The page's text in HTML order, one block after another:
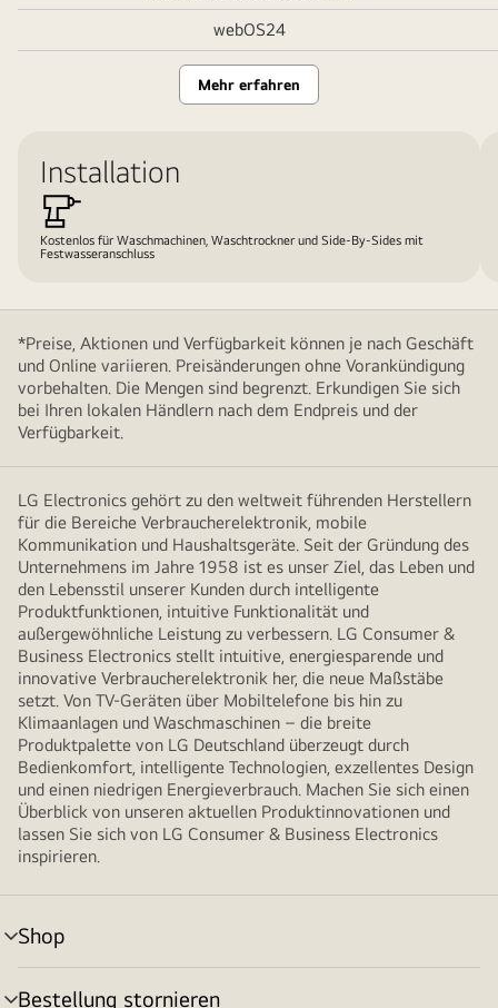
webOS24
Mehr erfahren
Installation
Kostenlos für Waschmachinen, Waschtrockner und Side-By-Sides mit
Festwasseranschluss
*Preise, Aktionen und Verfügbarkeit können je nach Geschäft
und Online variieren. Preisänderungen ohne Vorankündigung
vorbehalten. Die Mengen sind begrenzt. Erkundigen Sie sich
bei Ihren lokalen Händlern nach dem Endpreis und der
Verfügbarkeit.
LG Electronics gehört zu den weltweit führenden Herstellern
für die Bereiche Verbraucherelektronik, mobile
Kommunikation und Haushaltsgeräte. Seit der Gründung des
Unternehmens im Jahre 1958 ist es unser Ziel, das Leben und
den Lebensstil unserer Kunden durch intelligente
Produktfunktionen, intuitive Funktionalität und
außergewöhnliche Leistung zu verbessern. LG Consumer &
Business Electronics stellt intuitive, energiesparende und
innovative Verbraucherelektronik her, die neue Maßstäbe
setzt. Von TV-Geräten über Mobiltelefone bis hin zu
Klimaanlagen und Waschmaschinen – die breite
Produktpalette von LG Deutschland überzeugt durch
Bedienkomfort, intelligente Technologien, exzellentes Design
und einen niedrigen Energieverbrauch. Machen Sie sich einen
Überblick von unseren aktuellen Produktinnovationen und
lassen Sie sich von LG Consumer & Business Electronics
inspirieren.
Shop
Menü
umschalten
Bestellung stornieren